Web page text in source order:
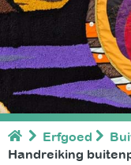
Erfgoed
Handreiking